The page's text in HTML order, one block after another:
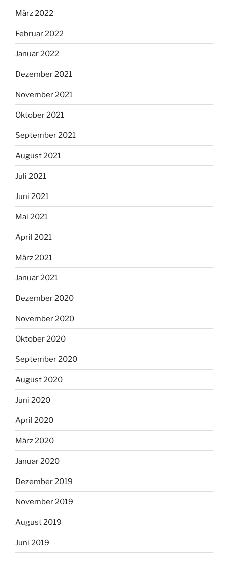
März 2022
Februar 2022
Januar 2022
Dezember 2021
November 2021
Oktober 2021
September 2021
August 2021
Juli 2021
Juni 2021
Mai 2021
April 2021
März 2021
Januar 2021
Dezember 2020
November 2020
Oktober 2020
September 2020
August 2020
Juni 2020
April 2020
März 2020
Januar 2020
Dezember 2019
November 2019
August 2019
Juni 2019